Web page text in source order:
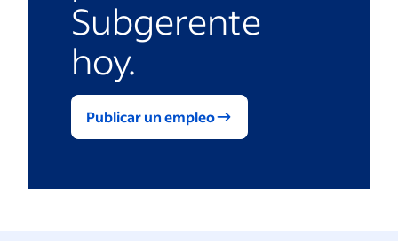
Subgerente
hoy.
Publicar un empleo